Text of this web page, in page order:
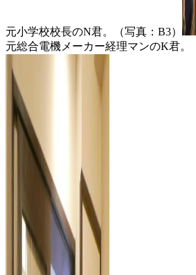
元小学校校長のN君。（写真：B3）
元総合電機メーカー経理マンのK君。